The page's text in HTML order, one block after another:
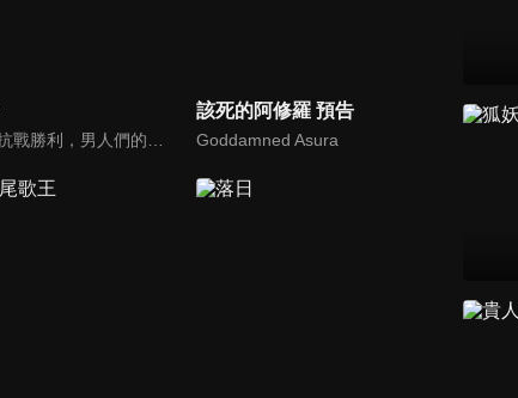
該死的阿修羅 預告
Goddamned Asura